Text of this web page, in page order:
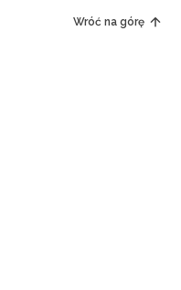
Wróć na górę